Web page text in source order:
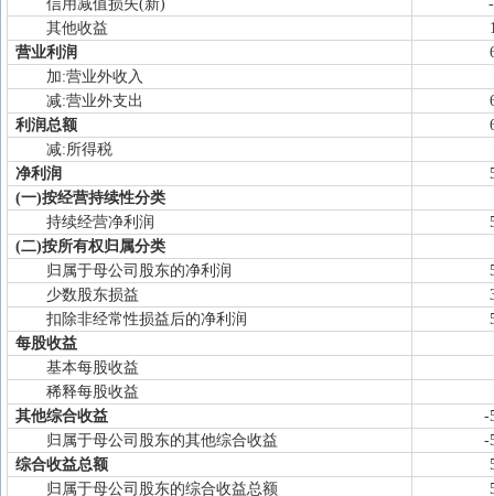
信用减值损失(新)
其他收益
营业利润
加:营业外收入
减:营业外支出
利润总额
减:所得税
净利润
(一)按经营持续性分类
持续经营净利润
(二)按所有权归属分类
归属于母公司股东的净利润
少数股东损益
扣除非经常性损益后的净利润
每股收益
基本每股收益
稀释每股收益
其他综合收益
-
归属于母公司股东的其他综合收益
-
综合收益总额
归属于母公司股东的综合收益总额